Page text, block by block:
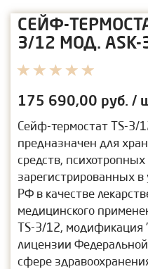
СЕЙФ-
3/12 МОД. ASK-
175 690,00 руб. /
Сейф-термостат TS-3/
предназначен для
средств,
зарегистрированных
РФ в качестве
медицинского
TS-3/12, модификация
лицензии
сфере